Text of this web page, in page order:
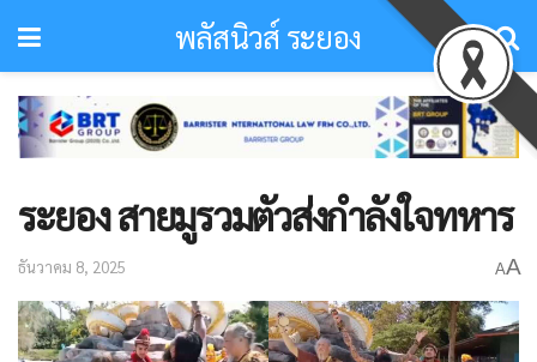
พลัสนิวส์ ระยอง
ระยอง สายมูรวมตัวส่งกำลังใจทหาร
ธันวาคม 8, 2025 AA